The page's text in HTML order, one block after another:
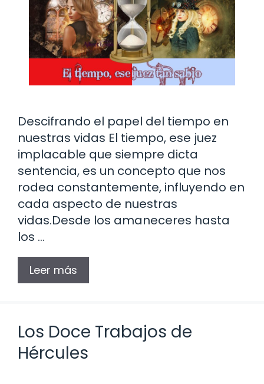
Descifrando el papel del tiempo en
nuestras vidas El tiempo, ese juez
implacable que siempre dicta
sentencia, es un concepto que nos
rodea constantemente, influyendo en
cada aspecto de nuestras
vidas.Desde los amaneceres hasta
los …
Leer más
Los Doce Trabajos de
Hércules